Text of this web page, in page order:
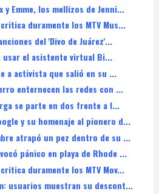
y Emme, los mellizos de Jenni...
duramente los MTV Mus...
del 'Divo de Juárez'...
usar el asistente virtual Bi...
a activista que salió en su ...
enternecen las redes con ...
se parte en dos frente a l...
y su homenaje al pionero d...
atrapó un pez dentro de su ...
pánico en playa de Rhode ...
duramente los MTV Mov...
usuarios muestran su descont...